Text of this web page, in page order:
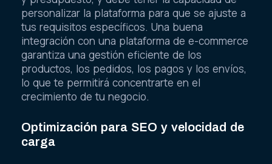
personalizar la plataforma para que se ajuste a
tus requisitos específicos. Una buena
integración con una plataforma de e-commerce
garantiza una gestión eficiente de los
productos, los pedidos, los pagos y los envíos,
lo que te permitirá concentrarte en el
crecimiento de tu negocio.
Optimización para SEO y velocidad de
carga